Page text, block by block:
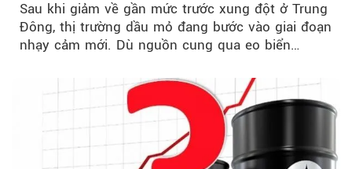
Sau khi giảm về gần mức trước xung đột ở Trung
Đông, thị trường dầu mỏ đang bước vào giai đoạn
nhạy cảm mới. Dù nguồn cung qua eo biển